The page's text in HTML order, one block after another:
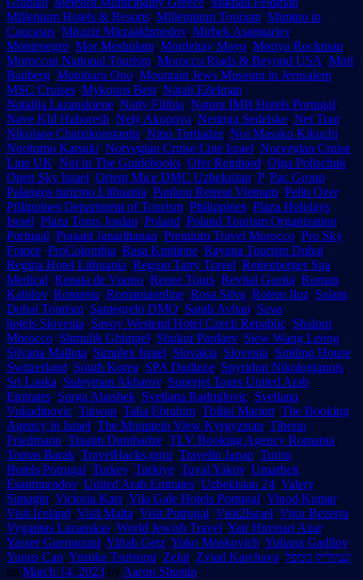
Millenium Hotels & Resorts, Millennium Tourism, Mimino in
Caucasus, Miraziz Mirzaakhmedov, Mirbek Asangariev,
Montenegro, Mor Meshulam, Mordehay Mayo, Moriya Rockman,
Moroccan National Tourism, Morocco Riads & Beyond USA, Moti
Bauberg, Motoharu Ono, Mountain Jews Museum in Jerusalem,
MSC Cruises, Mykonos Best, Natali Edelman,
Natalija Lazauskiene, Nativ Filibia, Natura IMB Hotels Portugal,
Nave Klil Hahoresh, Nely Akopova, Neringa Sedelske, Net Tour,
Nikolaos Chatzikonstantis, Nino Tortladze, Noi Masako Kikuchi,
Noritomo Katsuki, Norvegian Cruise Line Israel, Norvegian Cruise
Line UK, Not in The Guidebooks, Ofer Reinhard, Olga Polischuk,
Open Sky Israel, Orient Mice DMC Uzbekistan, P, Pac Group,
Palangos turizmo Lithuania, Panhou Retreat Vietnam, Pelin Ozer,
Pfilippines Department of Tourism, Philippines, Plaza Holidays
Israel, Plaza Tours Jordan, Poland, Poland Tourism Organization,
Portugal, Prasant Janarthanan, Premium Travel Morocco, Pro Sky
France, ProColombia, Rasa Kmitiene, Rayana Tourism Dubai,
Regina Hotel Lithuania, Region Tatry Travel, Reitenberger Spa
Medical, Renata de Vuono, Renee Tours, Revital Guetta, Roman
Kabilov, Romania, Romaniaonline, Rosa Silva, Rotem Iluz, Salam
Dubai Tourism, Samegrelo DMO, Sarah Avitan, Sava
hotels Slovenia, Savoy Westend Hotel Czech Repablic, Shalom
Morocco, Shmulik Ghimpel, Shukur Pardaev, Siew Wang Leong,
Silvana Malluta, Simplex Israel, Slovakia, Slovenia, Smiling House
Switzerland, South Korea, SPA Dudince, Spyridon Nikologiannis,
Sri Lanka, Suleyman Akbarov, Superjet Tours United Arab
Emirates, Surga Abasbek, Svetlana Radmilovic, Svetlana
Vukadinovic, Taiwan, Talia Ebrahim, Tbilisi Mariott, The Booking
Agency in Israel, The Mountein View Kyrgyzstan, Tiberiu
Friedmann, Tinatin Dumbadze, TLV Booking Agency Romania,
Tomas Barak, TravelHacks.guru, Travelin Japan, Turim
Hotels Potrugal, Turkey, Turkiye, Tuval Yakov, Umarbek
Esanmurodov, United Arab Emirates, Uzbekistan 24, Valery
Simagin, Victoria Kats, Vila Gale Hotels Portugal, Vinod Kumar,
Visit Iceland, Visit Malta, Visit Potrugal, Visit2Israel, Vitor Bezerra,
Vygantas Lazauskas, World Jewish Travel, Yair Hironari Azar,
Yasser Guennouni, Yiftah Getz, Yoko Moskovich, Yuliana Gadilov,
Yunus Can, Yusuke Tsutsumi, Zefat, Zviad Karchava, שמוליק גימפל
on March 14, 2023 by Aaron Shustin.